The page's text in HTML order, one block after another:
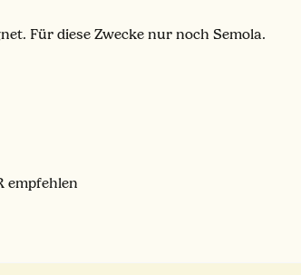
Für diese Zwecke nur noch Semola.
empfehlen